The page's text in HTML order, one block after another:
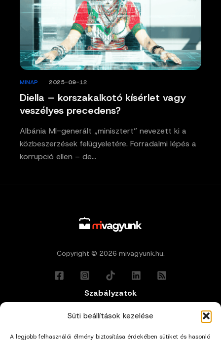
Süti beállítások kezelése
A legjobb felhasználói élmény biztosítása érdekében sütiket és hasonló
Diella – korszakalkotó kísérlet vagy
veszélyes precedens?
MINAP 2025-09-12
Albánia MI-generált „minisztert” nevezett ki a
közbeszerzések felügyeletére. Forradalmi lépés a
korrupció ellen – de…
Copyright © 2026 mivagyunk.hu.
Szabályzatok
Általános Felhasználási Feltételek
Adatkezelési Tájékoztató